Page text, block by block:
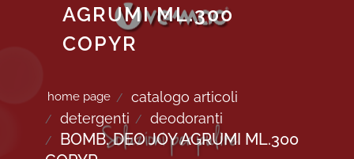
AGRUMI ML.300
COPYR
home page
catalogo articoli
detergenti
deodoranti
BOMB. DEO JOY AGRUMI ML.300